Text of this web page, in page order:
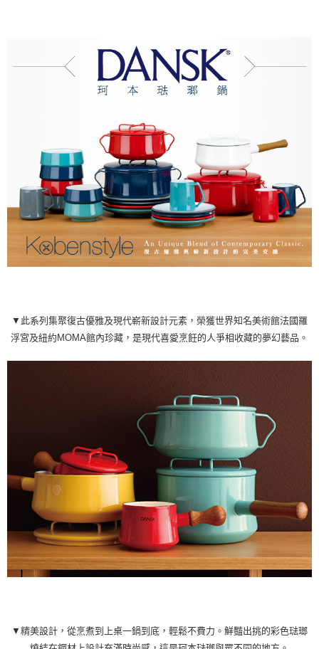
▼此系列集聚復古優雅及現代嶄新設計元素，榮獲世界知名美術館法國羅
浮宮及紐約MOMA館內珍藏，是現代喜愛烹飪的人爭相收藏的夢幻藝品。
▼精美設計，從烹煮到上桌一鍋到底，輕鬆不費力。鮮豔出挑的彩色琺瑯